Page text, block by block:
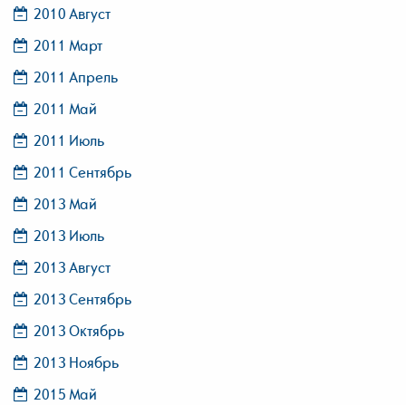
2010 Август
2011 Март
2011 Апрель
2011 Май
2011 Июль
2011 Сентябрь
2013 Май
2013 Июль
2013 Август
2013 Сентябрь
2013 Октябрь
2013 Ноябрь
2015 Май